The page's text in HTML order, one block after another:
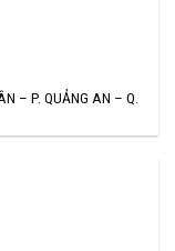
– P. QUẢNG AN – Q.